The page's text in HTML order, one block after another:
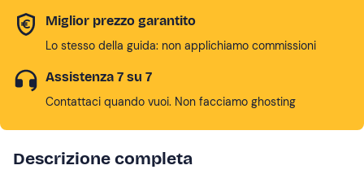
Miglior prezzo garantito
Lo stesso della guida: non applichiamo commissioni
Assistenza 7 su 7
Contattaci quando vuoi. Non facciamo ghosting
Descrizione completa